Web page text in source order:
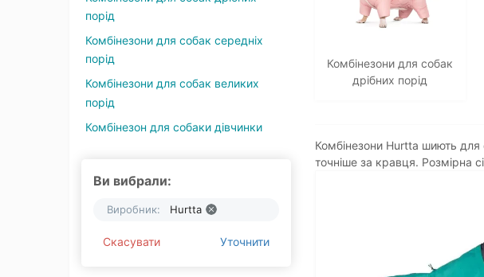
порід
Комбінезони для собак середніх
порід
Комбінезони для собак великих
порід
Комбінезон для собаки дівчинки
Ви вибрали:
Виробник: Hurtta
Скасувати Уточнити
Комбінезони для собак
дрібних порід
Комбінезони Hurtta шиють для
точніше за кравця. Розмірна